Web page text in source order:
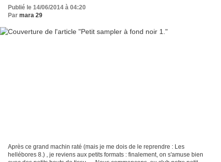
Publié le 14/06/2014 à 04:20
Par mara 29
Après ce grand machin raté (mais je me dois de le reprendre : Les
hellébores 8.) , je reviens aux petits formats : finalement, on s'amuse bien